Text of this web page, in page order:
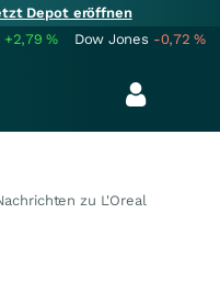
Depot eröffnen
+2,79% Dow Jones -0,72%
zu L'Oreal